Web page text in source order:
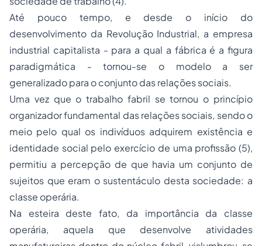
Até pouco tempo, e desde o início do
desenvolvimento da Revolução Industrial, a empresa
industrial capitalista - para a qual a fábrica é a figura
paradigmática - tornou-se o modelo a ser
generalizado para o conjunto das relações sociais.
Uma vez que o trabalho fabril se tornou o princípio
organizador fundamental das relações sociais, sendo o
meio pelo qual os indivíduos adquirem existência e
identidade social pelo exercício de uma profissão (5),
permitiu a percepção de que havia um conjunto de
sujeitos que eram o sustentáculo desta sociedade: a
classe operária.
Na esteira deste fato, da importância da classe
operária, aquela que desenvolve atividades